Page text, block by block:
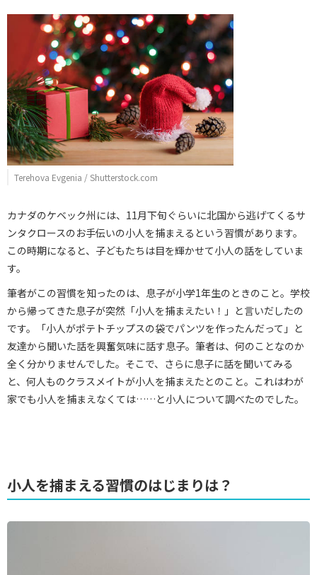
Terehova Evgenia / Shutterstock.com
カナダのケベック州には、11月下旬ぐらいに北国から逃げてくるサ
ンタクロースのお手伝いの小人を捕まえるという習慣があります。
この時期になると、子どもたちは目を輝かせて小人の話をしていま
す。
筆者がこの習慣を知ったのは、息子が小学1年生のときのこと。学校
から帰ってきた息子が突然「小人を捕まえたい！」と言いだしたの
です。「小人がポテトチップスの袋でパンツを作ったんだって」と
友達から聞いた話を興奮気味に話す息子。筆者は、何のことなのか
全く分かりませんでした。そこで、さらに息子に話を聞いてみる
と、何人ものクラスメイトが小人を捕まえたとのこと。これはわが
家でも小人を捕まえなくては……と小人について調べたのでした。
小人を捕まえる習慣のはじまりは？